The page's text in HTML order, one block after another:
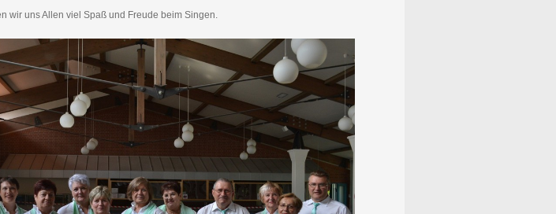
wir uns Allen viel Spaß und Freude beim Singen.